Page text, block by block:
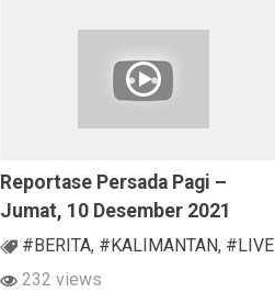
Reportase Persada Pagi –
Jumat, 10 Desember 2021
#BERITA, #KALIMANTAN, #LIVE
232 views